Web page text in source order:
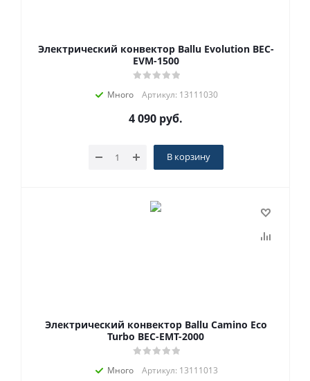
Электрический конвектор Ballu Evolution ВЕС-
EVM-1500
Много Артикул: 13111030
4 090 руб.
В корзину
Электрический конвектор Ballu Camino Eco
Turbo BEC-EMT-2000
Много Артикул: 13111013